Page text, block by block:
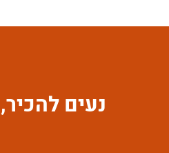
נעים להכיר,